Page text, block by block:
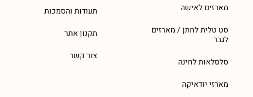
מארזים לאישה
סט טלית לחתן / מארזים
לגבר
סלסלאות לחינה
מארזי יודאיקה
תעודות והסמכות
תקנון אתר
צור קשר